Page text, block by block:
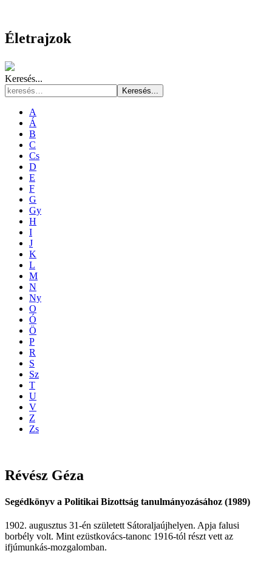
Életrajzok
Keresés...
Keresés...
A
Á
B
C
Cs
D
E
F
G
Gy
H
I
J
K
L
M
N
Ny
O
Ó
Ö
P
R
S
Sz
T
U
V
Z
Zs
Révész Géza
Segédkönyv a Politikai Bizottság tanulmányozásához (1989)
1902. augusztus 31-én született Sátoraljaújhelyen. Apja falusi
borbély volt. Mint ezüstkovács-tanonc 1916-tól részt vett az
ifjúmunkás-mozgalomban.